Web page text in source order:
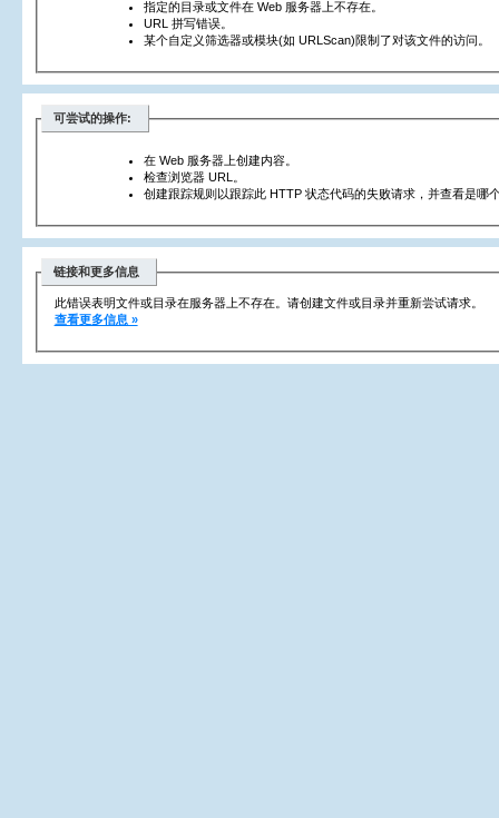
指定的目录或文件在 Web 服务器上不存在。
URL 拼写错误。
某个自定义筛选器或模块(如 URLScan)限制了对该文件的访问。
可尝试的操作:
在 Web 服务器上创建内容。
检查浏览器 URL。
创建跟踪规则以跟踪此 HTTP 状态代码的失败请求，并查看是哪
链接和更多信息
此错误表明文件或目录在服务器上不存在。请创建文件或目录并重新尝试请求。
查看更多信息 »